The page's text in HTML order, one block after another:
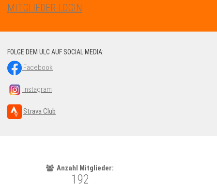
MITGLIEDER-LOGIN
FOLGE DEM ULC AUF SOCIAL MEDIA:
Facebook
Instagram
Strava Club